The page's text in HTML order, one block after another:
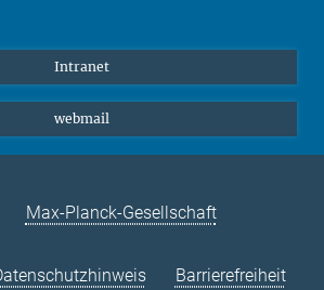
Intranet
webmail
Max-Planck-Gesellschaft
Barrierefreiheit